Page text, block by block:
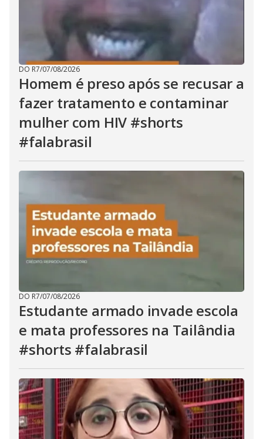
DO R7/07/08/2026
Homem é preso após se recusar a
fazer tratamento e contaminar
mulher com HIV #shorts
#falabrasil
DO R7/07/08/2026
Estudante armado invade escola
e mata professores na Tailândia
#shorts #falabrasil